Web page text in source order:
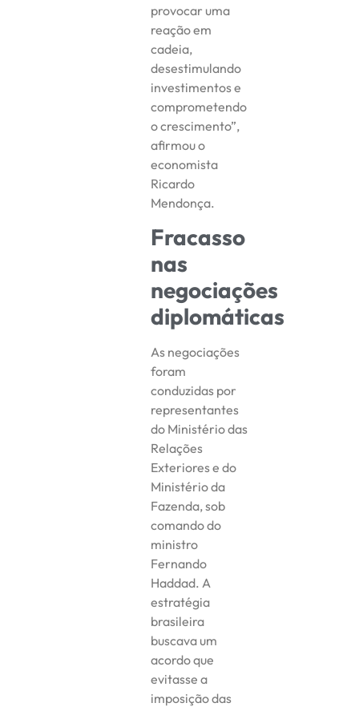
provocar uma
reação em
cadeia,
desestimulando
investimentos e
comprometendo
o crescimento”,
afirmou o
economista
Ricardo
Mendonça.
Fracasso
nas
negociações
diplomáticas
As negociações
foram
conduzidas por
representantes
do Ministério das
Relações
Exteriores e do
Ministério da
Fazenda, sob
comando do
ministro
Fernando
Haddad. A
estratégia
brasileira
buscava um
acordo que
evitasse a
imposição das